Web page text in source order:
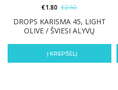
DROPS KARISMA 45, LIGHT
OLIVE / ŠVIESI ALYVŲ
€1.80 €2.50
Į KREPŠELĮ